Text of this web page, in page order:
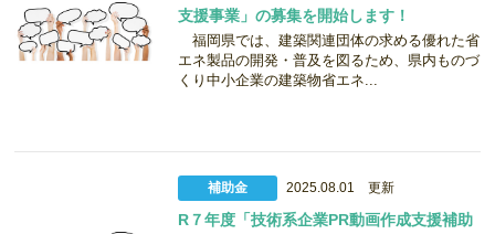
支援事業」の募集を開始します！
福岡県では、建築関連団体の求める優れた省
エネ製品の開発・普及を図るため、県内ものづ
くり中小企業の建築物省エネ...
補助金 2025.08.01 更新
R７年度「技術系企業PR動画作成支援補助